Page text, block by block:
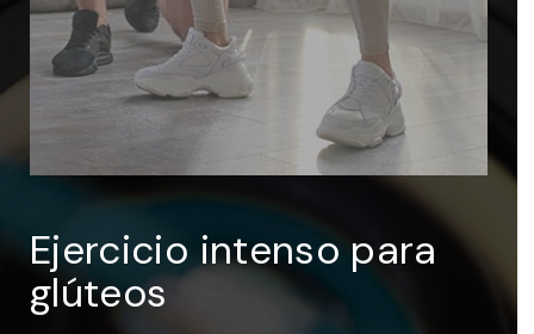
Ejercicio intenso para
glúteos